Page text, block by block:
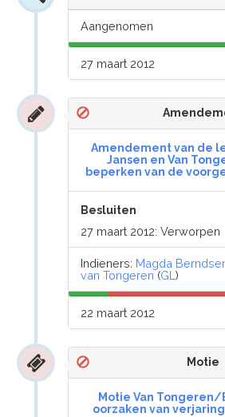
Aangenomen
27 maart 2012
Amendement van de
Jansen en Van
beperken van de
Besluiten
27 maart 2012: Verworpen
Indieners: Magda
van Tongeren (GL)
22 maart 2012
Motie
Motie Van
oorzaken van